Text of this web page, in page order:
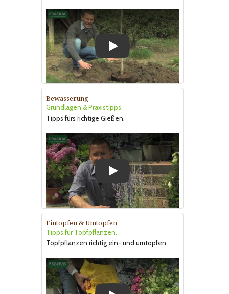
Bewässerung
Grundlagen & Praxistipps.
Tipps fürs richtige Gießen.
Eintopfen & Umtopfen
Tipps für Topfpflanzen.
Topfpflanzen richtig ein- und umtopfen.